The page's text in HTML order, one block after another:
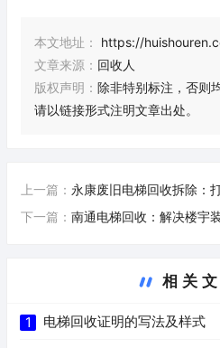
本文地址：
https://
文章来源： 回收人
版权声明： 除非特别标注，否则
请以链接形式注明文章出处。
上一篇： 永康废旧电梯回收拆除：
下一篇： 南通电梯回收：解决楼宇
相关
1 电梯回收证明的写法及样式